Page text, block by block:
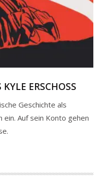
ERSCHOSS
Geschichte als
ein. Auf sein Konto gehen